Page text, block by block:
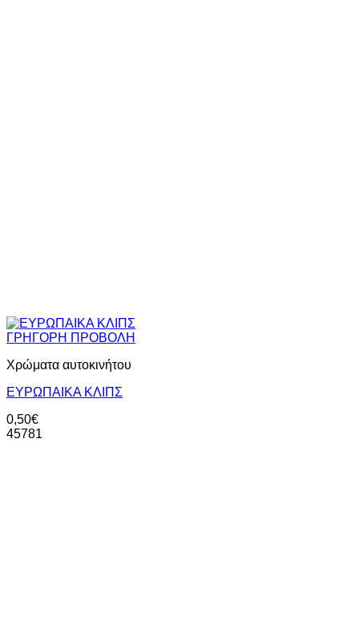
ΓΡΗΓΟΡΗ ΠΡΟΒΟΛΗ
Χρώματα αυτοκινήτου
ΕΥΡΩΠΑΙΚΑ ΚΛΙΠΣ
0,50€
45781